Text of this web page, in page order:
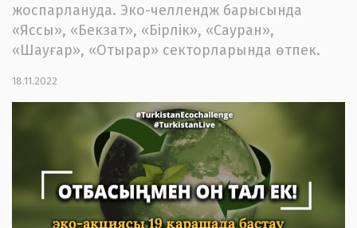
жоспарлануда. Эко-челлендж барысында
«Яссы», «Бекзат», «Бірлік», «Сауран»,
«Шауғар», «Отырар» секторларында өтпек.
18.11.2022